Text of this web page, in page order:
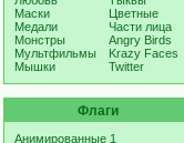
Маски
Медали
Монстры
Мультфильмы
Мышки
Цветные
Части лица
Angry Birds
Krazy Faces
Twitter
Флаги
Анимированные 1